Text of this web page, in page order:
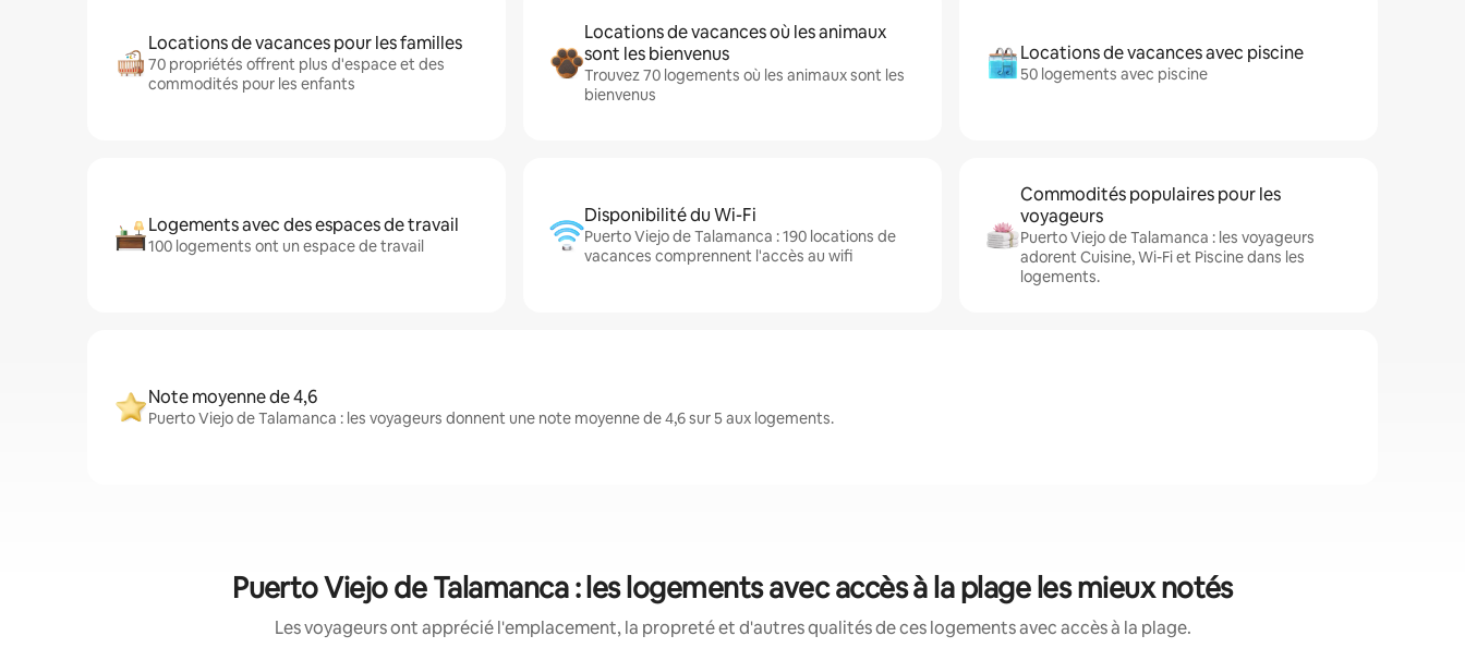
Locations de vacances pour les familles
70 propriétés offrent plus d'espace et des
commodités pour les enfants
Locations de vacances où les animaux
sont les bienvenus
Trouvez 70 logements où les animaux sont les
bienvenus
Locations de vacances avec piscine
50 logements avec piscine
Logements avec des espaces de travail
100 logements ont un espace de travail
Disponibilité du Wi-Fi
Puerto Viejo de Talamanca : 190 locations de
vacances comprennent l'accès au wifi
Commodités populaires pour les
voyageurs
Puerto Viejo de Talamanca : les voyageurs
adorent Cuisine, Wi-Fi et Piscine dans les
logements.
Note moyenne de 4,6
Puerto Viejo de Talamanca : les voyageurs donnent une note moyenne de 4,6 sur 5 aux logements.
Puerto Viejo de Talamanca : les logements avec accès à la plage les mieux notés
Les voyageurs ont apprécié l'emplacement, la propreté et d'autres qualités de ces logements avec accès à la plage.